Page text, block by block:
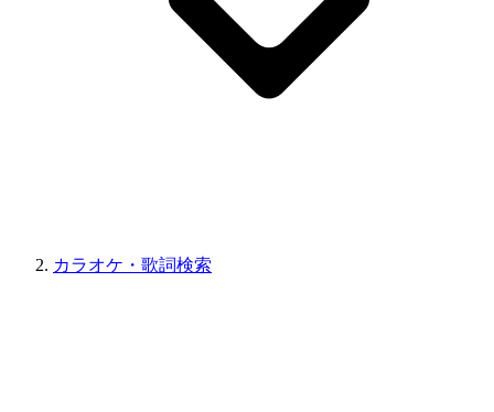
カラオケ・歌詞検索